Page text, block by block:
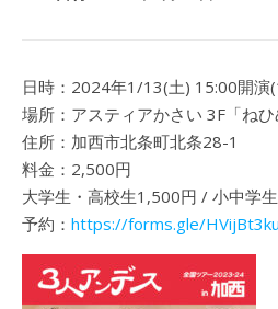
日時：2024年1/13(土) 15:00開
場所：アスティアかさい 3F「ねひ
住所：加西市北条町北条28-1
料金：2,500円
大学生・高校生1,500円 / 小中学
予約： https://forms.gle/